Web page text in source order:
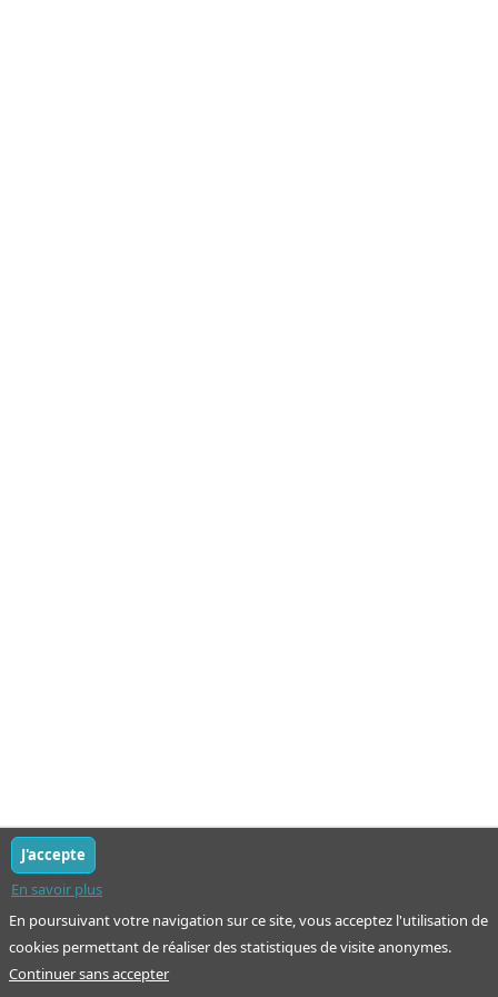
En poursuivant votre navigation sur ce site, vous acceptez l'utilisation de
cookies permettant de réaliser des statistiques de visite anonymes.
En savoir plus
J'accepte
Continuer sans accepter